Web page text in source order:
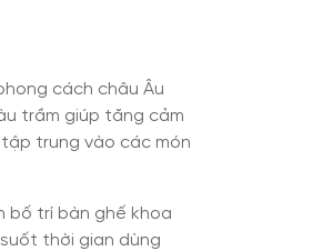
cách châu Âu
trầm giúp tăng cảm
trung vào các món
bố trí bàn ghế khoa
thời gian dùng